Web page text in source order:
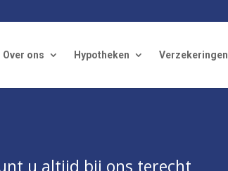
Over ons Hypotheken Verzekeringen
u altijd bij ons terecht